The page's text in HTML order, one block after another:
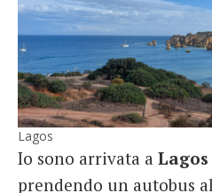
Lagos
Io sono arrivata a Lagos
prendendo un autobus